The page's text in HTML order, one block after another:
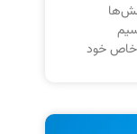
خاص خود